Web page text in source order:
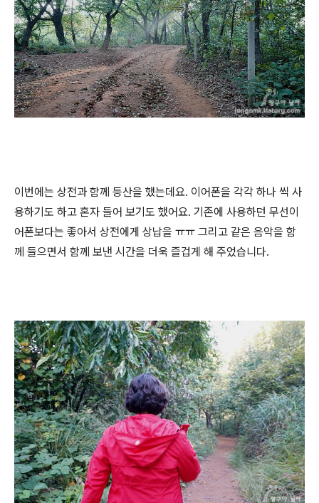
이번에는 상전과 함께 등산을 했는데요. 이어폰을 각각 하나 씩 사
용하기도 하고 혼자 들어 보기도 했어요. 기존에 사용하던 무선이
어폰보다는 좋아서 상전에게 상납을 ㅠㅠ 그리고 같은 음악을 함
께 들으면서 함께 보낸 시간을 더욱 즐겁게 해 주었습니다.